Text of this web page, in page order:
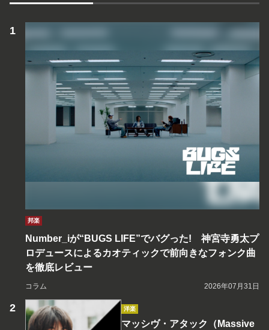
邦楽
Number_iが“BUGS LIFE”でバグった! 神宮寺勇太プ
ロデュースによるカオティックで前向きなフォンク曲
を徹底レビュー
コラム 2026年07月31日
洋楽
マッシヴ・アタック（Massive